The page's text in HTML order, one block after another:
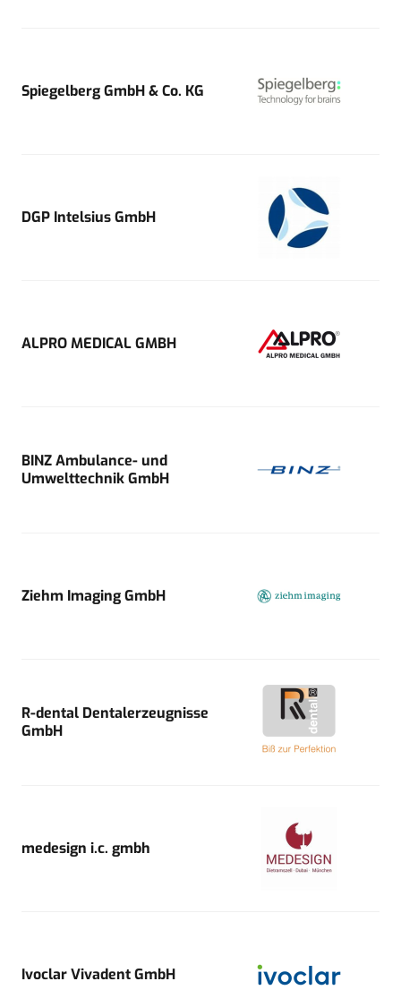
Spiegelberg GmbH & Co. KG
DGP Intelsius GmbH
ALPRO MEDICAL GMBH
BINZ Ambulance- und
Umwelttechnik GmbH
Ziehm Imaging GmbH
R-dental Dentalerzeugnisse
GmbH
medesign i.c. gmbh
Ivoclar Vivadent GmbH